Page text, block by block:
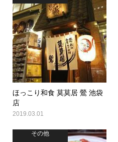
ほっこり和食 莫莫居 鶯 池袋
店
2019.03.01
その他